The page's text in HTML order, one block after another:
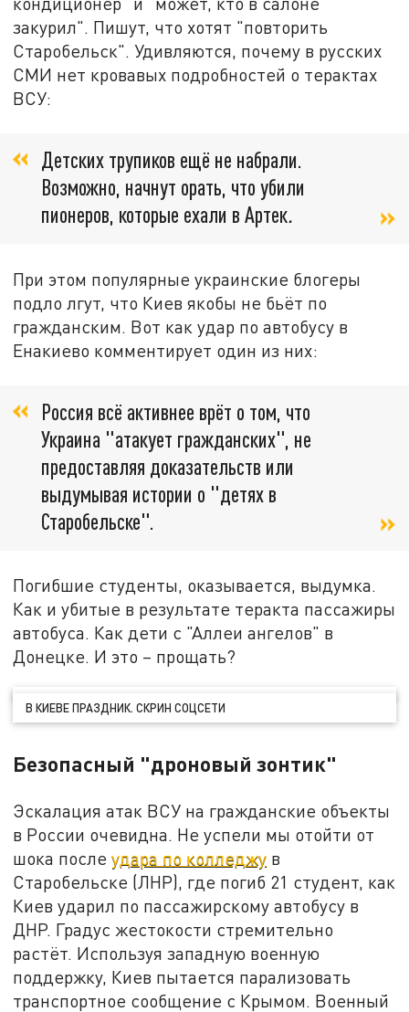
закурил". Пишут, что хотят "повторить
Старобельск". Удивляются, почему в русских
СМИ нет кровавых подробностей о терактах
ВСУ:
Детских трупиков ещё не набрали.
Возможно, начнут орать, что убили
пионеров, которые ехали в Артек.
При этом популярные украинские блогеры
подло лгут, что Киев якобы не бьёт по
гражданским. Вот как удар по автобусу в
Енакиево комментирует один из них:
Россия всё активнее врёт о том, что
Украина "атакует гражданских", не
предоставляя доказательств или
выдумывая истории о "детях в
Старобельске".
Погибшие студенты, оказывается, выдумка.
Как и убитые в результате теракта пассажиры
автобуса. Как дети с "Аллеи ангелов" в
Донецке. И это – прощать?
В КИЕВЕ ПРАЗДНИК. СКРИН СОЦСЕТИ
Безопасный "дроновый зонтик"
Эскалация атак ВСУ на гражданские объекты
в России очевидна. Не успели мы отойти от
шока послеудара по колледжу в
Старобельске (ЛНР), где погиб 21 студент, как
Киев ударил по пассажирскому автобусу в
ДНР. Градус жестокости стремительно
растёт. Используя западную военную
поддержку, Киев пытается парализовать
транспортное сообщение с Крымом. Военный